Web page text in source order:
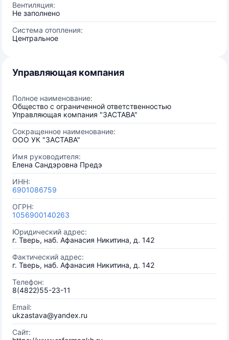
Вентиляция:
Не заполнено
Система отопления:
Центральное
Управляющая компания
Полное наименование:
Общество с ограниченной ответственностью
Управляющая компания "ЗАСТАВА"
Сокращенное наименование:
ООО УК "ЗАСТАВА"
Имя руководителя:
Елена Сандэровна Предэ
ИНН:
6901086759
ОГРН:
1056900140263
Юридический адрес:
г. Тверь, наб. Афанасия Никитина, д. 142
Фактический адрес:
г. Тверь, наб. Афанасия Никитина, д. 142
Телефон:
8(4822)55-23-11
Email:
ukzastava@yandex.ru
Сайт: